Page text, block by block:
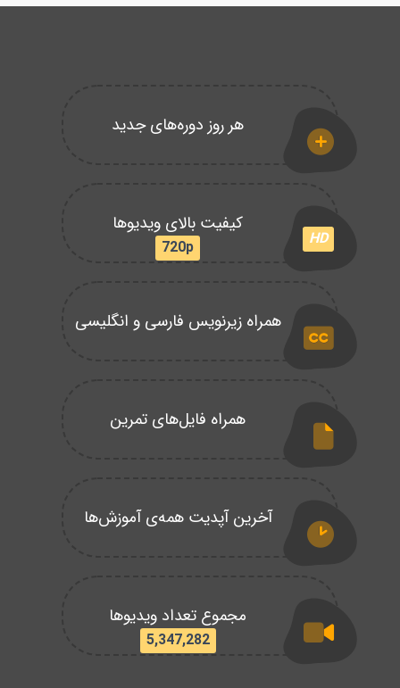
هر روز دوره‌های جدید
HD
کیفیت بالای ویدیوها
720p
همراه زیرنویس فارسی و انگلیسی
همراه فایل‌های تمرین
آخرین آپدیت همه‌ی آموزش‌ها
مجموع تعداد ویدیوها
5,347,282